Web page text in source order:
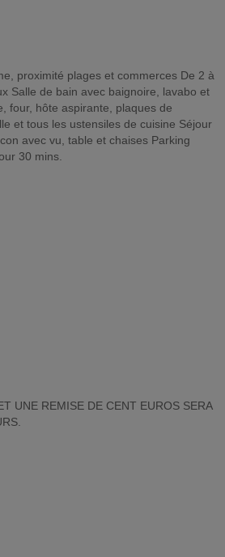
Salle de bain avec baignoire, lavabo et
four, hôte aspirante, plaques de
et tous les ustensiles de cuisine Séjour
avec vu, table et chaises Parking
30 mins.
UNE REMISE DE CENT EUROS SERA